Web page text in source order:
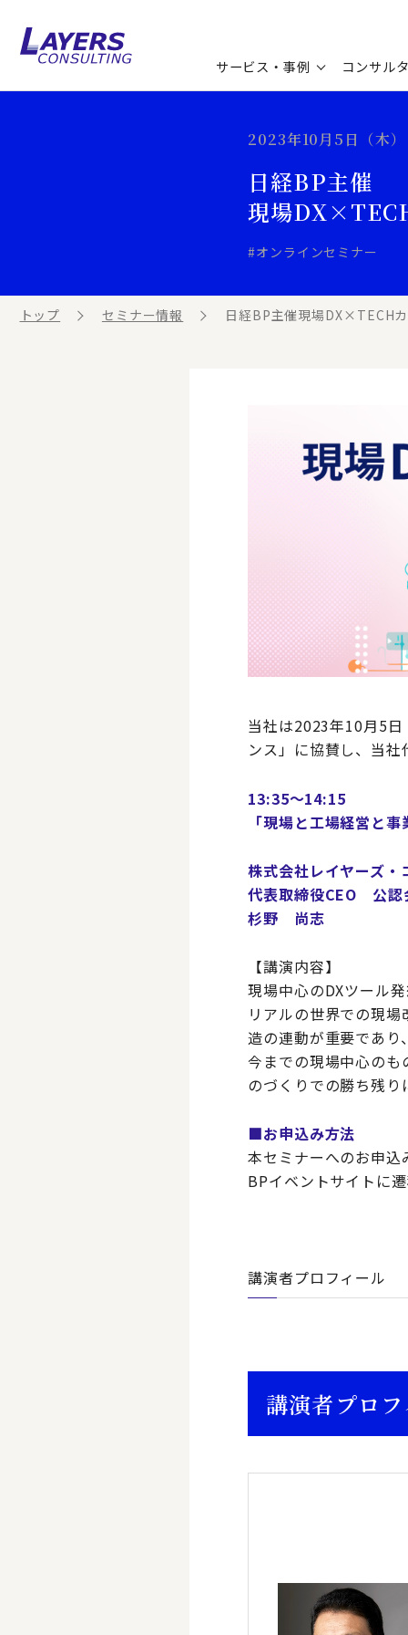
サービス・事例 コンサル
コンサルティングサービス
コンサルティング事例
お客様の声
セミナー情報
最新ソリューション
ビジネス用語集
動画ライブラリ
連載／寄稿／書籍
2023年10月5日（木
日経BP主催
現場
#オンラインセミナー
トップ セミナー情報 日経BP主催現場DX×TECH
当社は2023年10月5
ンス」に協賛し、当
13:35～14:15
「現場と工場経営と
株式会社レイヤーズ・
代表取締役CEO 公認
杉野 尚志
【講演内容】
現場中心のDXツール
リアルの世界での現
造の連動が重要であ
今までの現場中心の
のづくりでの勝ち残
■お申込み方法
本セミナーへのお申
BPイベントサイトに
講演者プロフィール
講演者プロ